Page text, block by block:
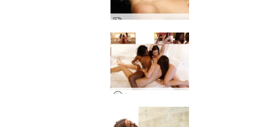
キャンディス、エンジェリー、キキ、バレリー プールパーティー